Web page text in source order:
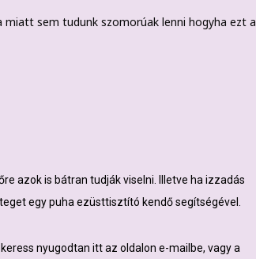
sem tudunk szomorúak lenni hogyha ezt a
azok is bátran tudják viselni. Illetve ha izzadás
egy puha ezüsttisztító kendő segítségével.
nyugodtan itt az oldalon e-mailbe, vagy a